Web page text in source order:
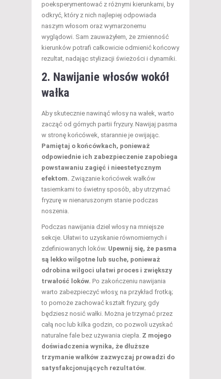
poeksperymentować z różnymi kierunkami, by
odkryć, który z nich najlepiej odpowiada
naszym włosom oraz wymarzonemu
wyglądowi. Sam zauważyłem, że zmienność
kierunków potrafi całkowicie odmienić końcowy
rezultat, nadając stylizacji świeżości i dynamiki.
2. Nawijanie włosów wokół
wałka
Aby skutecznie nawinąć włosy na wałek, warto
zacząć od górnych partii fryzury. Nawijaj pasma
w stronę końcówek, starannie je owijając.
Pamiętaj o końcówkach, ponieważ
odpowiednie ich zabezpieczenie zapobiega
powstawaniu zagięć i nieestetycznym
efektom. Związanie końcówek wałków
tasiemkami to świetny sposób, aby utrzymać
fryzurę w nienaruszonym stanie podczas
noszenia.
Podczas nawijania dziel włosy na mniejsze
sekcje. Ułatwi to uzyskanie równomiernych i
zdefiniowanych loków. Upewnij się, że pasma
są lekko wilgotne lub suche, ponieważ
odrobina wilgoci ułatwi proces i zwiększy
trwałość loków. Po zakończeniu nawijania
warto zabezpieczyć włosy, na przykład frotką;
to pomoże zachować kształt fryzury, gdy
będziesz nosić wałki. Można je trzymać przez
całą noc lub kilka godzin, co pozwoli uzyskać
naturalne fale bez używania ciepła. Z mojego
doświadczenia wynika, że dłuższe
trzymanie wałków zazwyczaj prowadzi do
satysfakcjonujących rezultatów.